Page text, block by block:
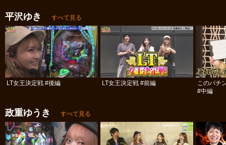
平沢ゆき すべて見る
LT女王決定戦 #後編 LT女王決定戦 #前編
このパチ
#中編
政重ゆうき すべて見る